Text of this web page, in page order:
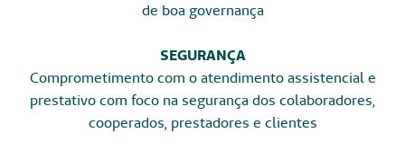
de boa governança
SEGURANÇA
Comprometimento com o atendimento assistencial e
prestativo com foco na segurança dos colaboradores,
cooperados, prestadores e clientes